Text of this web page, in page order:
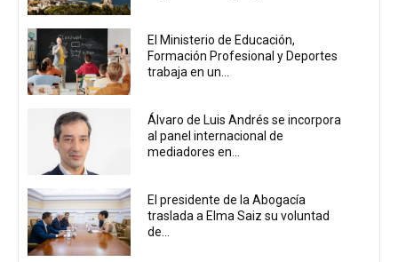
El Ministerio de Educación,
Formación Profesional y Deportes
trabaja en un...
Álvaro de Luis Andrés se incorpora
al panel internacional de
mediadores en...
El presidente de la Abogacía
traslada a Elma Saiz su voluntad
de...